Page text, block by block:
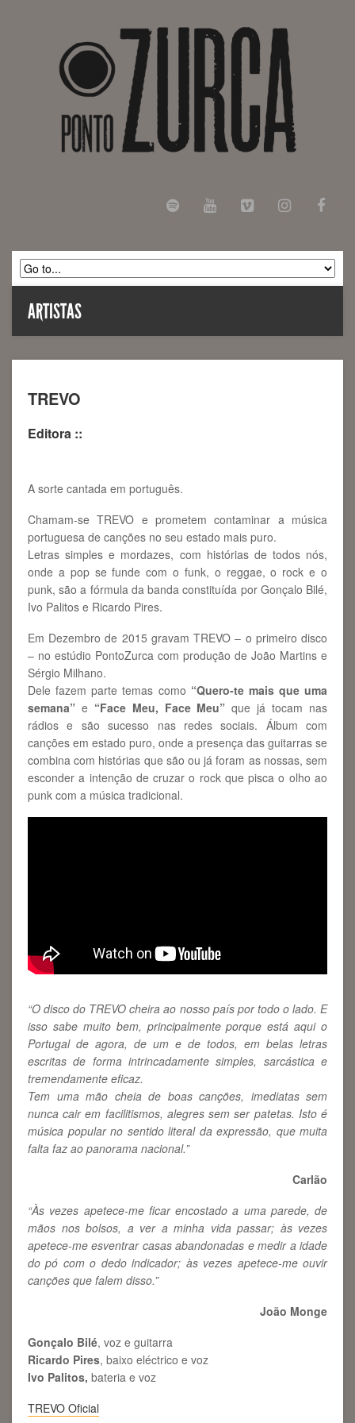
ARTISTAS
TREVO
Editora ::
A sorte cantada em português.
Chamam-se TREVO e prometem contaminar a música
portuguesa de canções no seu estado mais puro.
Letras simples e mordazes, com histórias de todos nós,
onde a pop se funde com o funk, o reggae, o rock e o
punk, são a fórmula da banda constituída por Gonçalo Bilé,
Ivo Palitos e Ricardo Pires.
Em Dezembro de 2015 gravam TREVO – o primeiro disco
– no estúdio PontoZurca com produção de João Martins e
Sérgio Milhano.
Dele fazem parte temas como “Quero-te mais que uma
semana” e “Face Meu, Face Meu” que já tocam nas
rádios e são sucesso nas redes sociais. Álbum com
canções em estado puro, onde a presença das guitarras se
combina com histórias que são ou já foram as nossas, sem
esconder a intenção de cruzar o rock que pisca o olho ao
punk com a música tradicional.
“O disco do TREVO cheira ao nosso país por todo o lado. E
isso sabe muito bem, principalmente porque está aqui o
Portugal de agora, de um e de todos, em belas letras
escritas de forma intrincadamente simples, sarcástica e
tremendamente eficaz.
Tem uma mão cheia de boas canções, imediatas sem
nunca cair em facilitismos, alegres sem ser patetas. Isto é
música popular no sentido literal da expressão, que muita
falta faz ao panorama nacional.”
Carlão
“Às vezes apetece-me ficar encostado a uma parede, de
mãos nos bolsos, a ver a minha vida passar; às vezes
apetece-me esventrar casas abandonadas e medir a idade
do pó com o dedo indicador; às vezes apetece-me ouvir
canções que falem disso.”
João Monge
Gonçalo Bilé, voz e guitarra
Ricardo Pires, baixo eléctrico e voz
Ivo Palitos, bateria e voz
TREVO Oficial